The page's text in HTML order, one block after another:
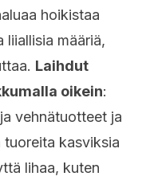
hoikistaa
liiallisia määriä,
Laihdut
oikein:
vehnätuotteet ja
kasviksia
lihaa, kuten